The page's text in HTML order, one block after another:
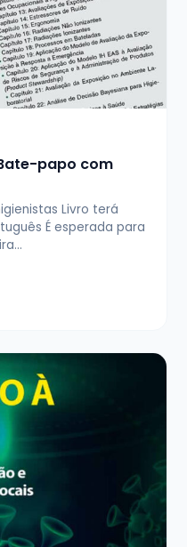
papo com
Livro terá
É esperada para